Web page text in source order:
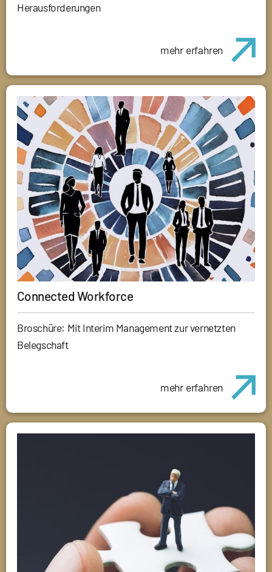
Herausforderungen
mehr erfahren
Connected Workforce
Broschüre: Mit Interim Management zur vernetzten
Belegschaft
mehr erfahren